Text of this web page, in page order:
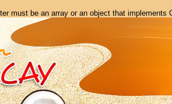
must be an array or an object that implements